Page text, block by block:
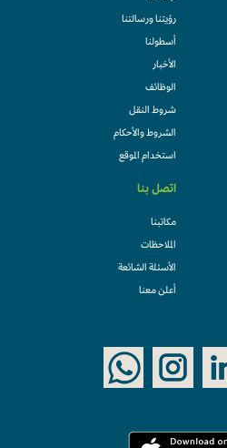
رؤيتنا ورسالتنا
أسطولنا
الأخبار
الوظائف
شروط النقل
الشروط والأحكام
استخدام الموقع
اتصل بنا
مكاتبنا
الملاحظات
الأسئلة الشائعة
أعلن معنا